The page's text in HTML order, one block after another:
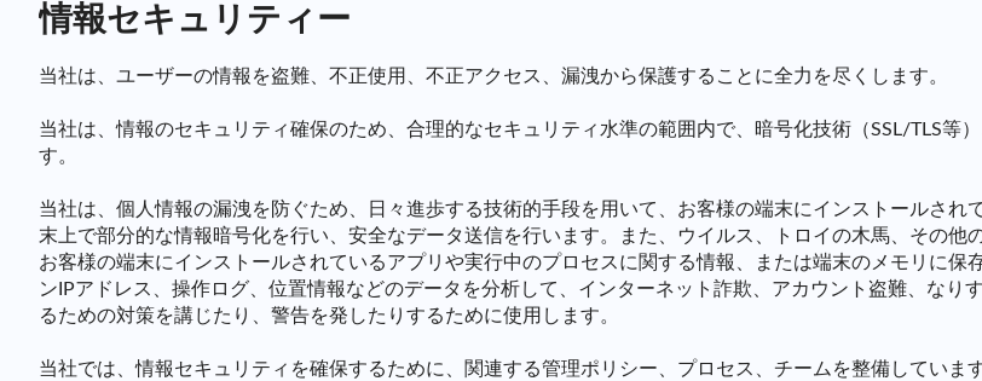
情報セキュリティー
当社は、ユーザーの情報を盗難、不正使用、不正アクセス、漏洩から保護することに全力を尽くします。
当社は、情報のセキュリティ確保のため、合理的なセキュリティ水準の範囲内で、暗号化技術（SSL/TLS等
す。
当社は、個人情報の漏洩を防ぐため、日々進歩する技術的手段を用いて、お客様の端末にインストールさ
末上で部分的な情報暗号化を行い、安全なデータ送信を行います。また、ウイルス、トロイの木馬、その他
お客様の端末にインストールされているアプリや実行中のプロセスに関する情報、または端末のメモリに
ンIPアドレス、操作ログ、位置情報などのデータを分析して、インターネット詐欺、アカウント盗難、な
るための対策を講じたり、警告を発したりするために使用します。
当社では、情報セキュリティを確保するために、関連する管理ポリシー、プロセス、チームを整備してい